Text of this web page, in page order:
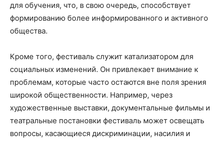
для обучения, что, в свою очередь, способствует
формированию более информированного и активного
общества.
Кроме того, фестиваль служит катализатором для
социальных изменений. Он привлекает внимание к
проблемам, которые часто остаются вне поля зрения
широкой общественности. Например, через
художественные выставки, документальные фильмы и
театральные постановки фестиваль может освещать
вопросы, касающиеся дискриминации, насилия и